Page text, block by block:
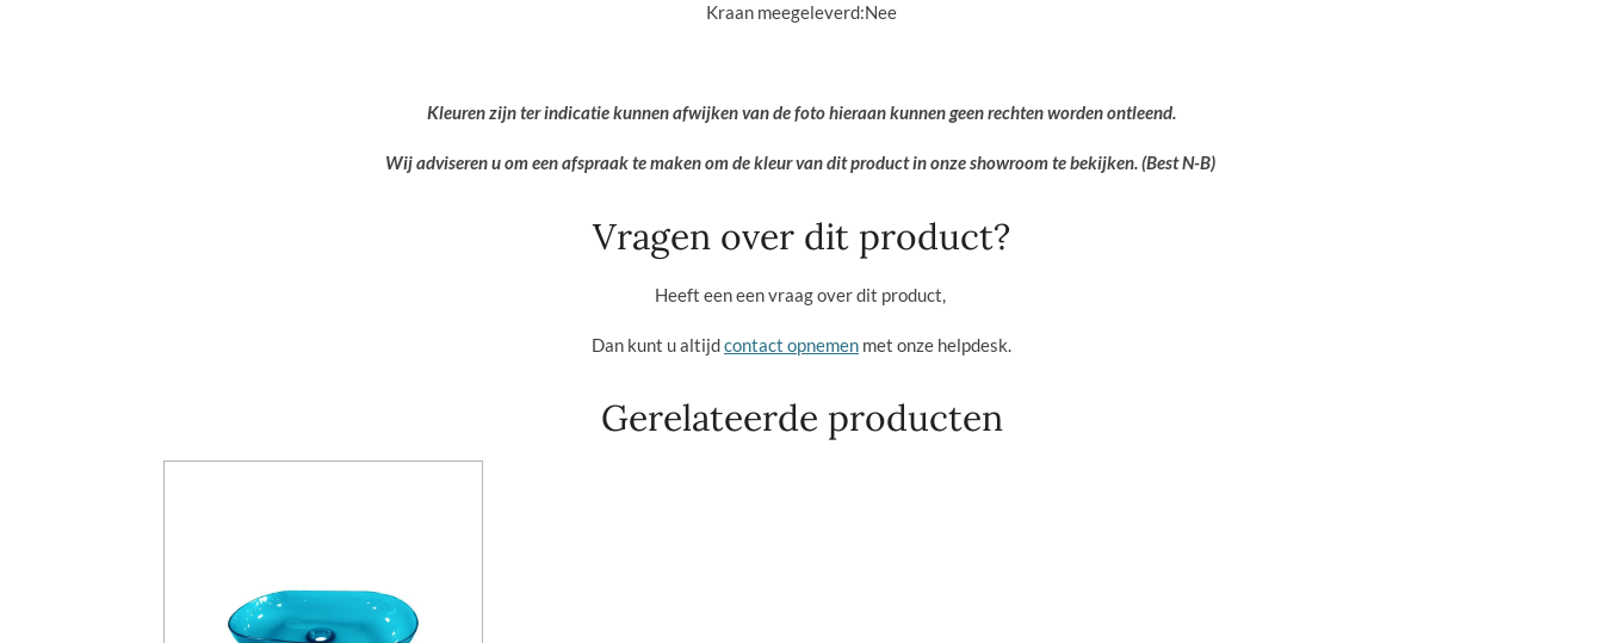
Kraan meegeleverd:Nee
Kleuren zijn ter indicatie kunnen afwijken van de foto hieraan kunnen geen rechten worden ontleend.
Wij adviseren u om een afspraak te maken om de kleur van dit product in onze showroom te bekijken. (Best N-B)
Vragen over dit product?
Heeft een een vraag over dit product,
Dan kunt u altijdcontact opnemen met onze helpdesk.
Gerelateerde producten